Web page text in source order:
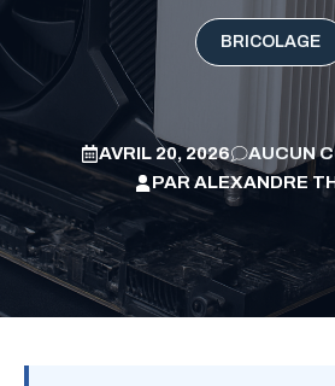
BRICOLAGE
AVRIL 20, 2026
AUCUN
PAR ALEXANDRE